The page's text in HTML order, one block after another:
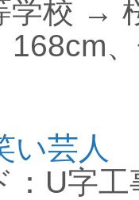
学校 →
168cm
い芸人
：U字工